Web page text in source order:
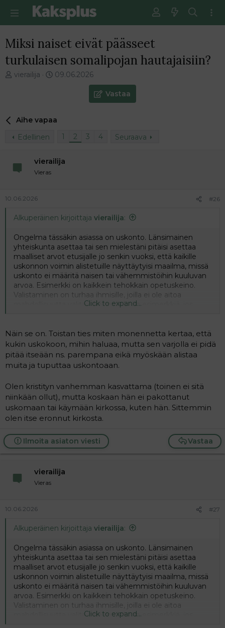
Miksi naiset eivät päässeet
turkulaisen somalipojan hautajaisiin?
V
e
u
l
i
t
a
j
a
vierailija
E
m
e
t
09.06.2026
Vastaa
Aihe vapaa
Edellinen
1 2 3 4 Seuraava
vierailija
Vieras
10.06.2026 #26
Alkuperäinen kirjoittaja vierailija:
Ongelma tässäkin asiassa on uskonto. Länsimainen
yhteiskunta asettaa tai sen mielestäni pitäisi asettaa
maalliset arvot etusijalle jo senkin vuoksi, että kaikille
uskonnon voimin alistetuille näyttäytyisi maailma, missä
uskonto ei määritä naisen tai vähemmistöihin kuuluvan
arvoa. Esimerkki on kaikkein tehokkain opetuskeino.
Valistaminen on turhaa ihmisille, joilla ei ole aitoa
mahdollisuutta valita eikä myöskään esimerkkiä, jos
määrää.
Click to expand...
Näin se on. Toistan ties miten monennetta kertaa, että
kukin uskokoon, mihin haluaa, mutta sen varjolla ei pidä
pitää itseään ns. parempana eikä myöskään alistaa
muita ja tuputtaa uskontoaan.
Olen kristityn vanhemman kasvattama (toinen ei sitä
niinkään ollut), mutta koskaan hän ei pakottanut
uskomaan tai käymään kirkossa, kuten hän. Sittemmin
olen itse eronnut kirkosta.
Vastaa
Ilmoita asiaton viesti
vierailija
Vieras
10.06.2026 #27
Alkuperäinen kirjoittaja vierailija:
Ongelma tässäkin asiassa on uskonto. Länsimainen
yhteiskunta asettaa tai sen mielestäni pitäisi asettaa
maalliset arvot etusijalle jo senkin vuoksi, että kaikille
uskonnon voimin alistetuille näyttäytyisi maailma, missä
uskonto ei määritä naisen tai vähemmistöihin kuuluvan
arvoa. Esimerkki on kaikkein tehokkain opetuskeino.
Valistaminen on turhaa ihmisille, joilla ei ole aitoa
mahdollisuutta valita eikä myöskään esimerkkiä, jos
Click to expand...